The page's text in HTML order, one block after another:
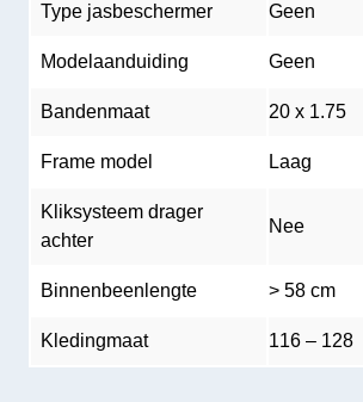
Type jasbeschermer Geen
Modelaanduiding Geen
Bandenmaat 20 x 1.75
Frame model Laag
Kliksysteem drager
achter
Nee
Binnenbeenlengte > 58 cm
Kledingmaat 116 – 128